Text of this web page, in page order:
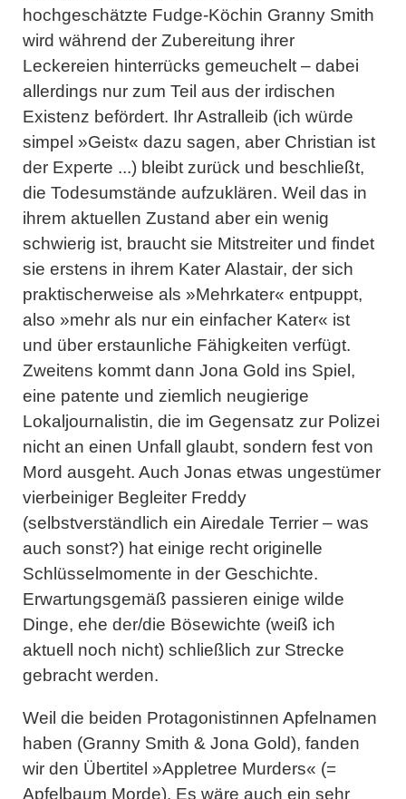
hochgeschätzte Fudge-Köchin Granny Smith
wird während der Zubereitung ihrer
Leckereien hinterrücks gemeuchelt – dabei
allerdings nur zum Teil aus der irdischen
Existenz befördert. Ihr Astralleib (ich würde
simpel »Geist« dazu sagen, aber Christian ist
der Experte ...) bleibt zurück und beschließt,
die Todesumstände aufzuklären. Weil das in
ihrem aktuellen Zustand aber ein wenig
schwierig ist, braucht sie Mitstreiter und findet
sie erstens in ihrem Kater Alastair, der sich
praktischerweise als »Mehrkater« entpuppt,
also »mehr als nur ein einfacher Kater« ist
und über erstaunliche Fähigkeiten verfügt.
Zweitens kommt dann Jona Gold ins Spiel,
eine patente und ziemlich neugierige
Lokaljournalistin, die im Gegensatz zur Polizei
nicht an einen Unfall glaubt, sondern fest von
Mord ausgeht. Auch Jonas etwas ungestümer
vierbeiniger Begleiter Freddy
(selbstverständlich ein Airedale Terrier – was
auch sonst?) hat einige recht originelle
Schlüsselmomente in der Geschichte.
Erwartungsgemäß passieren einige wilde
Dinge, ehe der/die Bösewichte (weiß ich
aktuell noch nicht) schließlich zur Strecke
gebracht werden.
Weil die beiden Protagonistinnen Apfelnamen
haben (Granny Smith & Jona Gold), fanden
wir den Übertitel »Appletree Murders« (=
Apfelbaum Morde). Es wäre auch ein sehr